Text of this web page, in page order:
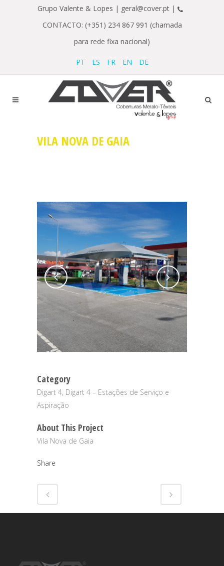
Grupo Valente & Lopes | geral@cover.pt |
CONTACTO: (+351) 234 867 991 (chamada
para rede fixa nacional)
PT ES FR EN DE
VILA NOVA DE GAIA
Category
Digart 4, Digart 4 – Estações de Serviço e
Aspiração
About This Project
Vila Nova de Gaia
Share